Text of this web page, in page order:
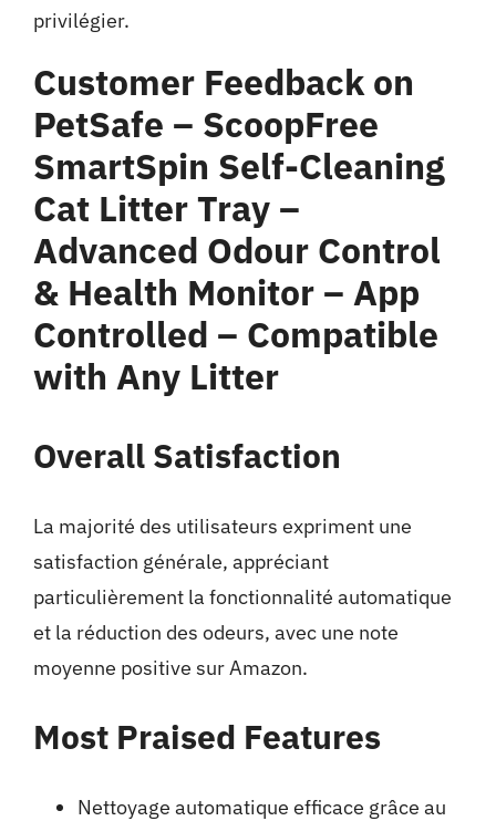
privilégier.
Customer Feedback on
PetSafe – ScoopFree
SmartSpin Self-Cleaning
Cat Litter Tray –
Advanced Odour Control
& Health Monitor – App
Controlled – Compatible
with Any Litter
Overall Satisfaction
La majorité des utilisateurs expriment une
satisfaction générale, appréciant
particulièrement la fonctionnalité automatique
et la réduction des odeurs, avec une note
moyenne positive sur Amazon.
Most Praised Features
Nettoyage automatique efficace grâce au